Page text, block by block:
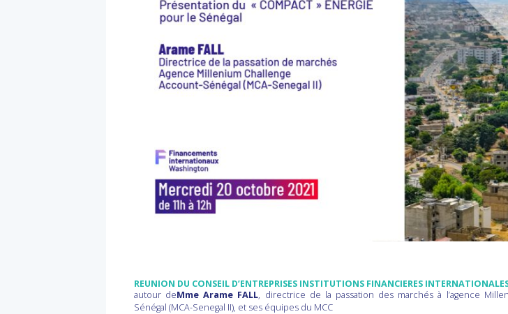
REUNION DU CONSEIL D’ENTREPRISES INSTITUTIONS FINANCIERES
autour deMme Arame FALL, directrice de la passation des marchés à l’agence
Sénégal (MCA-Senegal II), et ses équipes du MCC